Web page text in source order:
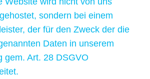
sondern bei einem
der für den Zweck der die
Daten in unserem
gem. Art. 28 DSGVO